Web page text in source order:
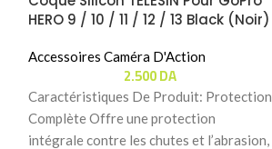
HERO 9 / 10 / 11 / 12 / 13 Black (Noir)
Accessoires Caméra D'Action
2.500DA
Caractéristiques De Produit: Protection
Complète Offre une protection
intégrale contre les chutes et l’abrasion,